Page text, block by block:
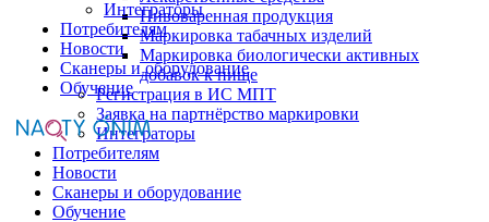
Интеграторы
Потребителям
Новости
Сканеры и оборудование
Обучение
Пивоваренная продукция
Маркировка табачных изделий
Маркировка биологически активных
добавок к пище
Регистрация в ИС МПТ
Заявка на партнёрство маркировки
Интеграторы
Потребителям
Новости
Сканеры и оборудование
Обучение